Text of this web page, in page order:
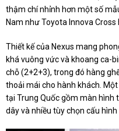
thậm chí nhỉnh hơn một số
Nam như Toyota Innova Cross
Thiết kế của Nexus mang
khá vuông vức và khoang ca-
chỗ (2+2+3), trong đó hàng
thoải mái cho hành khách.
tại Trung Quốc gồm màn hình
dây và nhiều tùy chọn cấu hình